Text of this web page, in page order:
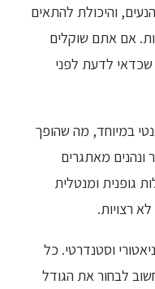
והיכולת להתאים
אם אתם שוקלים
לדעת לפני
במיוחד, מה שהופך
מאתגרים
גופנית ומנטלית
רצויות.
וסטנדרטי. כל
לבחור את הגודל